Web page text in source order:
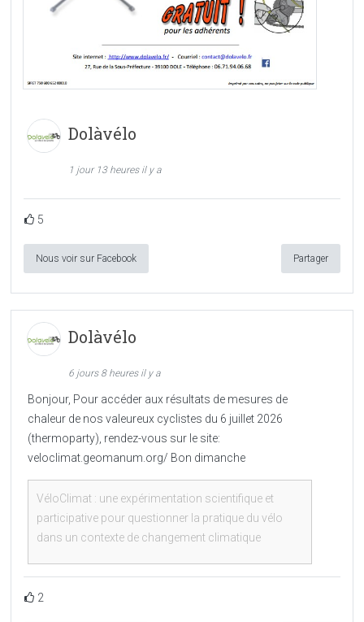
Dolàvélo
1 jour 13 heures il y a
5
Nous voir sur Facebook Partager
Dolàvélo
6 jours 8 heures il y a
Bonjour, Pour accéder aux résultats de mesures de
chaleur de nos valeureux cyclistes du 6 juillet 2026
(thermoparty), rendez-vous sur le site:
veloclimat.geomanum.org/ Bon dimanche
VéloClimat : une expérimentation scientifique et
participative pour questionner la pratique du vélo
dans un contexte de changement climatique
2